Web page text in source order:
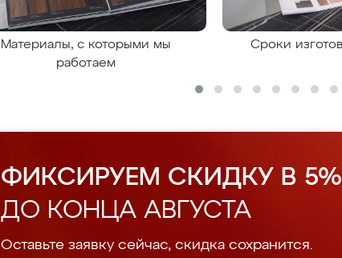
Материалы, с которыми мы
работаем
Сроки
ФИКСИРУЕМ СКИДКУ В 5%
ДО КОНЦА АВГУСТА
Оставьте заявку сейчас, скидка сохранится.